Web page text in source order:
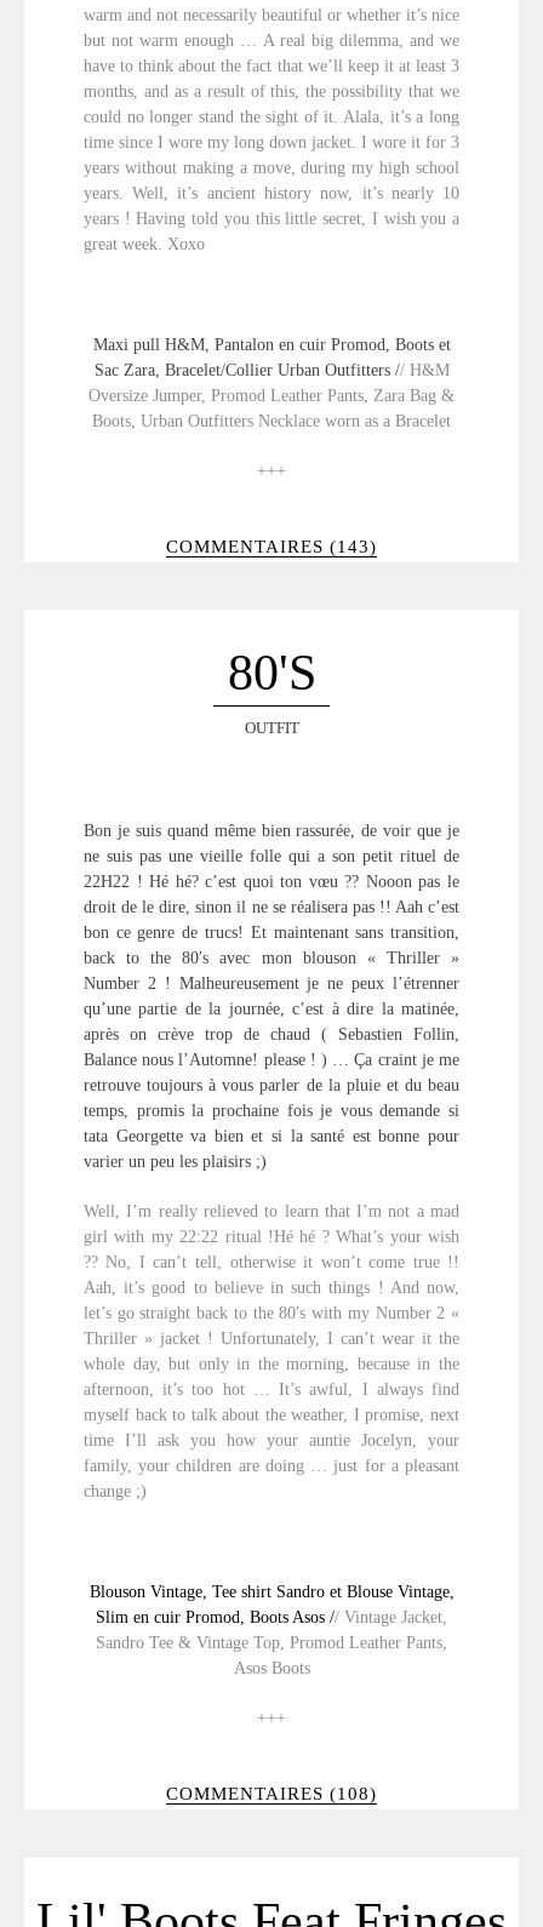
warm and not necessarily beautiful or whether it’s nice
but not warm enough … A real big dilemma, and we
have to think about the fact that we’ll keep it at least 3
months, and as a result of this, the possibility that we
could no longer stand the sight of it. Alala, it’s a long
time since I wore my long down jacket. I wore it for 3
years without making a move, during my high school
years. Well, it’s ancient history now, it’s nearly 10
years ! Having told you this little secret, I wish you a
great week. Xoxo
Maxi pull H&M, Pantalon en cuir Promod, Boots et
Sac Zara, Bracelet/Collier Urban Outfitters // H&M
Oversize Jumper, Promod Leather Pants, Zara Bag &
Boots, Urban Outfitters Necklace worn as a Bracelet
+++
COMMENTAIRES (143)
80's
OUTFIT
Bon je suis quand même bien rassurée, de voir que je
ne suis pas une vieille folle qui a son petit rituel de
22H22 ! Hé hé? c’est quoi ton vœu ?? Nooon pas le
droit de le dire, sinon il ne se réalisera pas !! Aah c’est
bon ce genre de trucs! Et maintenant sans transition,
back to the 80′s avec mon blouson « Thriller »
Number 2 ! Malheureusement je ne peux l’étrenner
qu’une partie de la journée, c’est à dire la matinée,
après on crève trop de chaud ( Sebastien Follin,
Balance nous l’Automne! please ! ) … Ça craint je me
retrouve toujours à vous parler de la pluie et du beau
temps, promis la prochaine fois je vous demande si
tata Georgette va bien et si la santé est bonne pour
varier un peu les plaisirs ;)
Well, I’m really relieved to learn that I’m not a mad
girl with my 22:22 ritual !Hé hé ? What’s your wish
?? No, I can’t tell, otherwise it won’t come true !!
Aah, it’s good to believe in such things ! And now,
let’s go straight back to the 80′s with my Number 2 «
Thriller » jacket ! Unfortunately, I can’t wear it the
whole day, but only in the morning, because in the
afternoon, it’s too hot … It’s awful, I always find
myself back to talk about the weather, I promise, next
time I’ll ask you how your auntie Jocelyn, your
family, your children are doing … just for a pleasant
change;)
Blouson Vintage, Tee shirt Sandro et Blouse Vintage,
Slim en cuir Promod, Boots Asos // Vintage Jacket,
Sandro Tee & Vintage Top, Promod Leather Pants,
Asos Boots
+++
COMMENTAIRES (108)